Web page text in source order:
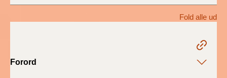
2022)
Fold alle ud
Forord